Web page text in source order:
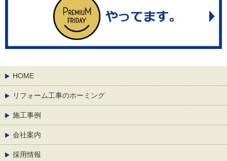
HOME
リフォーム工事のホーミング
施工事例
会社案内
採用情報